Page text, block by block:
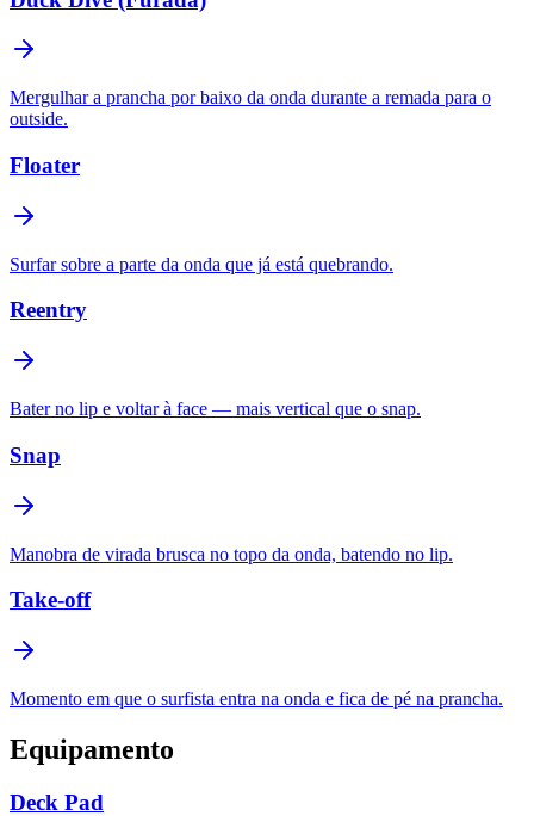
Mergulhar a prancha por baixo da onda durante a remada para o
outside.
Floater
Surfar sobre a parte da onda que já está quebrando.
Reentry
Bater no lip e voltar à face — mais vertical que o snap.
Snap
Manobra de virada brusca no topo da onda, batendo no lip.
Take-off
Momento em que o surfista entra na onda e fica de pé na prancha.
Equipamento
Deck Pad